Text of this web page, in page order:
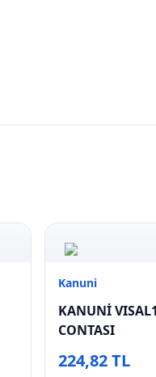
Kanuni
KANUNİ
CONTASI
224,82 TL